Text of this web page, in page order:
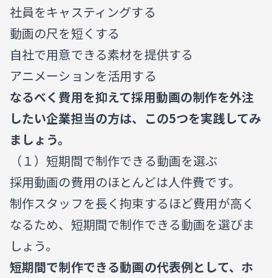
社員をキャスティングする
動画の尺を短くする
自社で用意できる素材を提供する
アニメーションを活用する
なるべく費用を抑えて採用動画の制作を外注
したい企業担当の方は、この5つを実践してみ
ましょう。
（１）短期間で制作できる動画を選ぶ
採用動画の費用のほとんどは人件費です。
制作スタッフを長く拘束するほど費用が高く
なるため、短期間で制作できる動画を選びま
しょう。
短期間で制作できる動画の代表例として、ホ